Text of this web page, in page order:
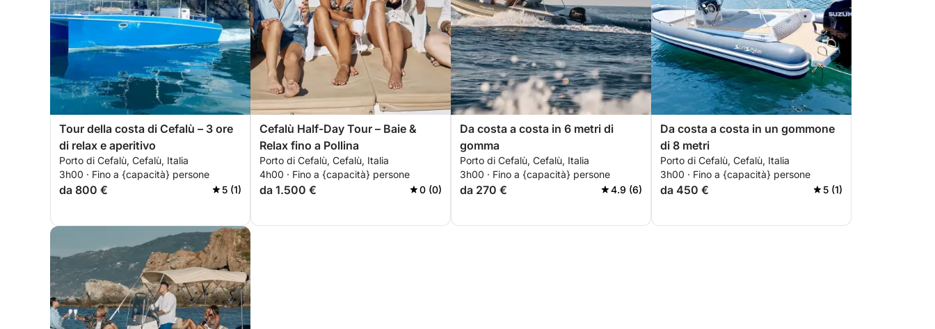
Tour della costa di Cefalù – 3 ore
di relax e aperitivo
Porto di Cefalù, Cefalù, Italia
3h00 · Fino a {capacità} persone
da 800 € 5 (1)
Cefalù Half-Day Tour – Baie &
Relax fino a Pollina
Porto di Cefalù, Cefalù, Italia
4h00 · Fino a {capacità} persone
da 1.500 € 0 (0)
Da costa a costa in 6 metri di
gomma
Porto di Cefalù, Cefalù, Italia
3h00 · Fino a {capacità} persone
da 270 € 4.9 (6)
Da costa a costa in un gommone
di 8 metri
Porto di Cefalù, Cefalù, Italia
3h00 · Fino a {capacità} persone
da 450 € 5 (1)